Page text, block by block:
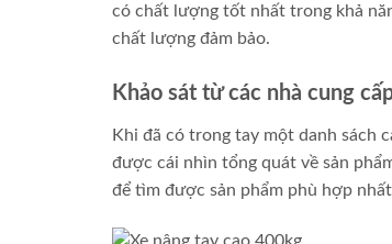
có chất lượng tốt nhất trong khả
chất lượng đảm bảo.
Khảo sát từ các nhà cung
Khi đã có trong tay một danh sách
được cái nhìn tổng quát về sản
để tìm được sản phẩm phù hợp